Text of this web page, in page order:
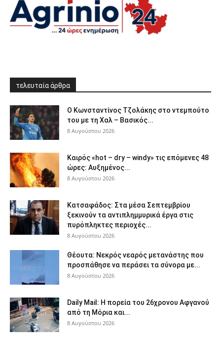
τελευταία άρθρα
Ο Κωνσταντίνος Τζολάκης στο ντεμπούτο
του με τη Χαλ – Βασικός...
8 Αυγούστου 2026
Καιρός «hot – dry – windy» τις επόμενες 48
ώρες: Αυξημένος...
8 Αυγούστου 2026
Κατσαφάδος: Στα μέσα Σεπτεμβρίου
ξεκινούν τα αντιπλημμυρικά έργα στις
πυρόπληκτες περιοχές...
8 Αυγούστου 2026
Θέουτα: Νεκρός νεαρός μετανάστης που
προσπάθησε να περάσει τα σύνορα με...
8 Αυγούστου 2026
Daily Mail: Η πορεία του 26χρονου Αφγανού
από τη Μόρια και...
8 Αυγούστου 2026